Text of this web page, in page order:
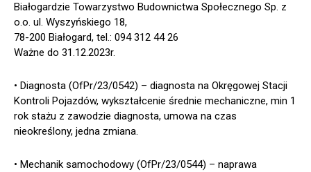
Białogardzie Towarzystwo Budownictwa Społecznego Sp. z
o.o. ul. Wyszyńskiego 18,
78-200 Białogard, tel.: 094 312 44 26
Ważne do 31.12.2023r.
• Diagnosta (OfPr/23/0542) – diagnosta na Okręgowej Stacji
Kontroli Pojazdów, wykształcenie średnie mechaniczne, min 1
rok stażu z zawodzie diagnosta, umowa na czas
nieokreślony, jedna zmiana.
• Mechanik samochodowy (OfPr/23/0544) – naprawa